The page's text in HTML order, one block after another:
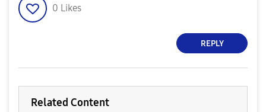
0 Likes
REPLY
Related Content